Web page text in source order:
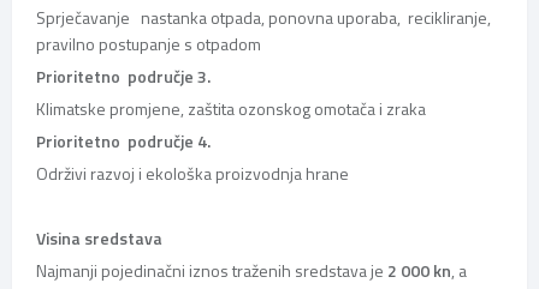
Sprječavanje nastanka otpada, ponovna uporaba, recikliranje,
pravilno postupanje s otpadom
Prioritetno područje 3.
Klimatske promjene, zaštita ozonskog omotača i zraka
Prioritetno područje 4.
Održivi razvoj i ekološka proizvodnja hrane
Visina sredstava
Najmanji pojedinačni iznos traženih sredstava je 2 000 kn, a